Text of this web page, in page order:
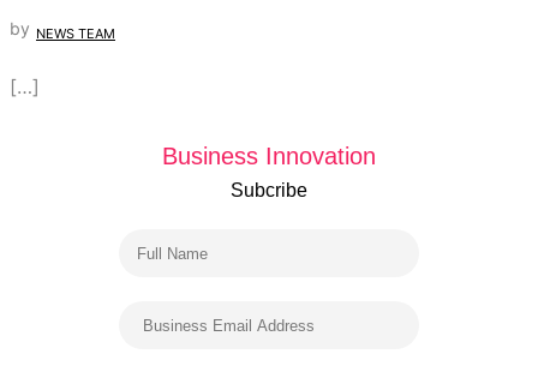
by NEWS TEAM
[…]
Business Innovation
Subcribe